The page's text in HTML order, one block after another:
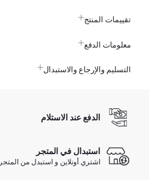
تقييمات المنتج
معلومات الدفع
التسليم والإرجاع والاستبدال
الدفع عند الاستلام
استبدال في المتجر
اشتري أونلاين و استبدل من المتجر